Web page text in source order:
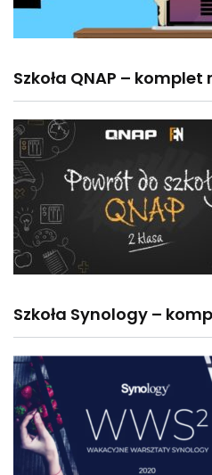
Szkoła QNAP –
Szkoła Synology –